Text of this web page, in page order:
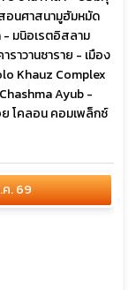
อนศาสนามูฮัมหมัด
มนิอเรตอิสลาม
าวานซาราย - เมือง
Khauz Complex
Ayub -
โคลอน คอมเพล็กซ์
าเคนท์ - เมืองเก่า
- หอดูดาว
มาร์คันด์ - สถานี
ล็กซ์ฮัสต์อิหม่าม -
มูร์ - วังที่พักเจ้าชาย
ลาตู้ - จัตุรัส
อนุสรณ์สถานของ
. 69